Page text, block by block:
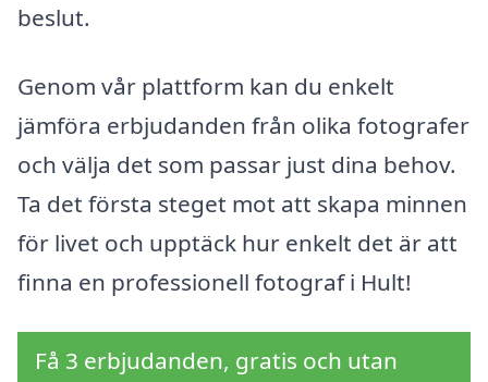
beslut.
Genom vår plattform kan du enkelt
jämföra erbjudanden från olika fotografer
och välja det som passar just dina behov.
Ta det första steget mot att skapa minnen
för livet och upptäck hur enkelt det är att
finna en professionell fotograf i Hult!
Få 3 erbjudanden, gratis och utan